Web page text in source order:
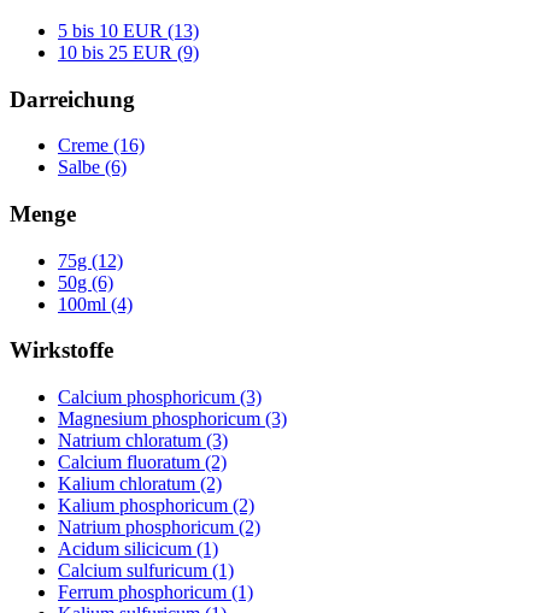
5 bis 10 EUR (13)
10 bis 25 EUR (9)
Darreichung
Creme (16)
Salbe (6)
Menge
75g (12)
50g (6)
100ml (4)
Wirkstoffe
Calcium phosphoricum (3)
Magnesium phosphoricum (3)
Natrium chloratum (3)
Calcium fluoratum (2)
Kalium chloratum (2)
Kalium phosphoricum (2)
Natrium phosphoricum (2)
Acidum silicicum (1)
Calcium sulfuricum (1)
Ferrum phosphoricum (1)